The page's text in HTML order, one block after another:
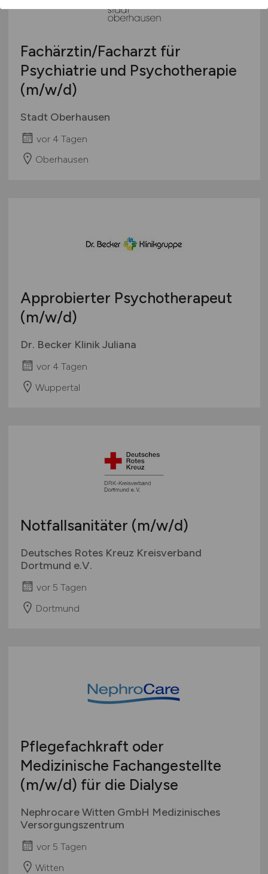
Fachärztin/Facharzt für
Psychiatrie und Psychotherapie
(m/w/d)
Stadt Oberhausen
vor 4 Tagen
Oberhausen
Approbierter Psychotherapeut
(m/w/d)
Dr. Becker Klinik Juliana
vor 4 Tagen
Wuppertal
Notfallsanitäter (m/w/d)
Deutsches Rotes Kreuz Kreisverband
Dortmund e.V.
vor 5 Tagen
Dortmund
Pflegefachkraft oder
Medizinische Fachangestellte
(m/w/d) für die Dialyse
Nephrocare Witten GmbH Medizinisches
Versorgungszentrum
vor 5 Tagen
Witten